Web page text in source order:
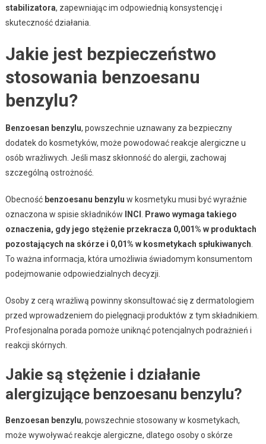
stabilizatora, zapewniając im odpowiednią konsystencję i
skuteczność działania.
Jakie jest bezpieczeństwo
stosowania benzoesanu
benzylu?
Benzoesan benzylu, powszechnie uznawany za bezpieczny
dodatek do kosmetyków, może powodować reakcje alergiczne u
osób wrażliwych. Jeśli masz skłonność do alergii, zachowaj
szczególną ostrożność.
Obecność benzoesanu benzylu w kosmetyku musi być wyraźnie
oznaczona w spisie składników
INCI
Prawo wymaga takiego
oznaczenia, gdy jego stężenie przekracza 0,001% w produktach
pozostających na skórze i 0,01% w kosmetykach spłukiwanych
To ważna informacja, która umożliwia świadomym konsumentom
podejmowanie odpowiedzialnych decyzji.
Osoby z cerą wrażliwą powinny skonsultować się z dermatologiem
przed wprowadzeniem do pielęgnacji produktów z tym składnikiem.
Profesjonalna porada pomoże uniknąć potencjalnych podrażnień i
reakcji skórnych.
Jakie są stężenie i działanie
alergizujące benzoesanu benzylu?
Benzoesan benzylu, powszechnie stosowany w kosmetykach,
może wywoływać reakcje alergiczne, dlatego osoby o skórze